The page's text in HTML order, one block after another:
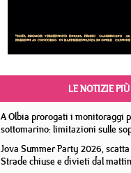
LE NOTIZIE
A Olbia prorogati i monitoraggi
sottomarino: limitazioni sulle
Jova Summer Party 2026,
Strade chiuse e divieti dal